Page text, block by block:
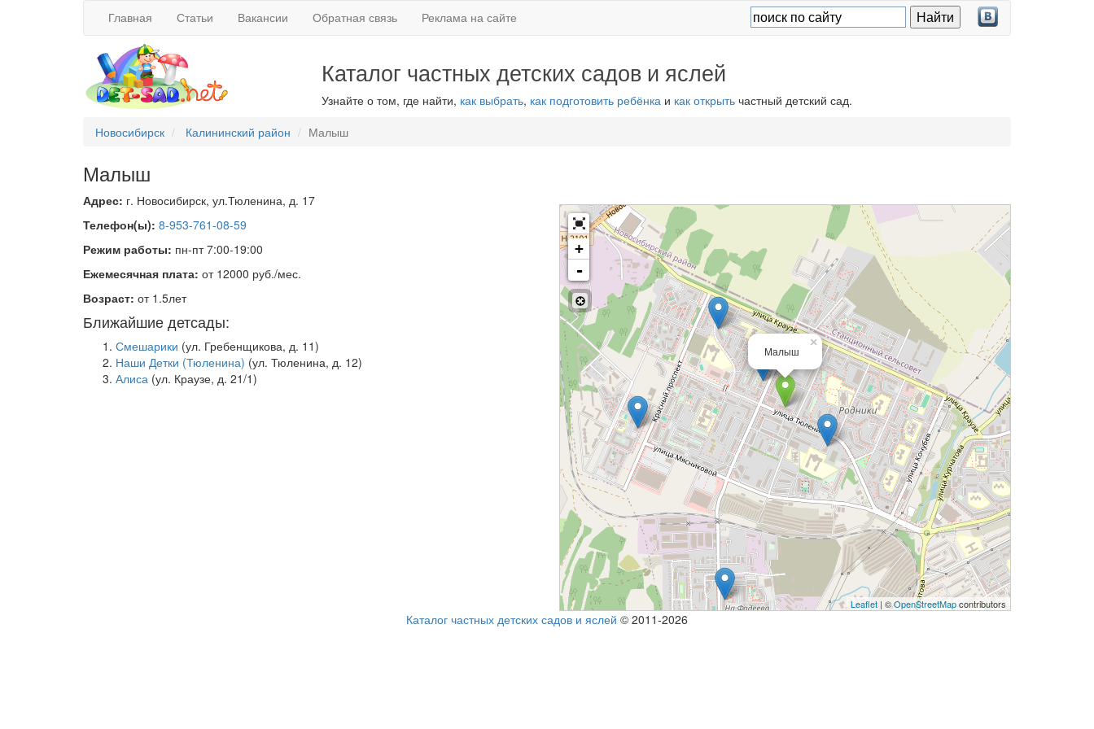
Главная Статьи Вакансии Обратная связь Реклама на сайте
Каталог частных детских садов и яслей
Узнайте о том, где найти, как выбрать, как подготовить ребёнкаи как открытьчастный детский сад.
Новосибирск
Калининский район Малыш
Малыш
Адрес: г. Новосибирск, ул.Тюленина, д. 17
Телефон(ы): 8-953-761-08-59
Режим работы: пн-пт 7:00-19:00
Ежемесячная плата: от 12000 руб./мес.
Возраст: от 1.5лет
Ближайшие детсады:
Смешарики (ул. Гребенщикова, д. 11)
Наши Детки (Тюленина) (ул. Тюленина, д. 12)
Алиса (ул. Краузе, д. 21/1)
×
Малыш
+
-
Leaflet | ©OpenStreetMapcontributors
Каталог частных детских садов и яслей © 2011-2026